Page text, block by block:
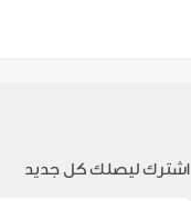
اشترك ليصلك كل جديد